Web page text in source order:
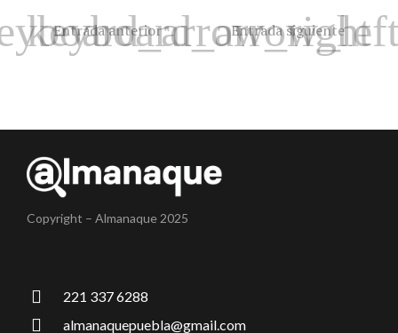
Entrada anterior Entrada siguiente
Copyright – Almanaque 2025
221 337 6288
almanaquepuebla@gmail.com